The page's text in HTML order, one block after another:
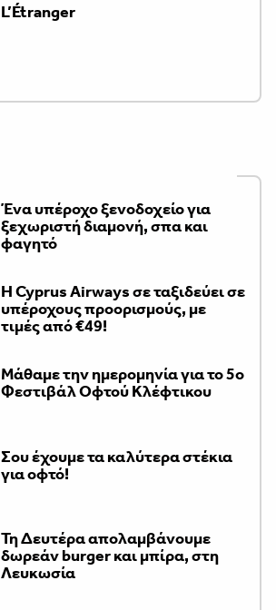
L’Étranger
Ένα υπέροχο ξενοδοχείο για
ξεχωριστή διαμονή, σπα και
φαγητό
H Cyprus Airways σε ταξιδεύει σε
υπέροχους προορισμούς, με
τιμές από €49!
Μάθαμε την ημερομηνία για το 5ο
Φεστιβάλ Οφτού Κλέφτικου
Σου έχουμε τα καλύτερα στέκια
για οφτό!
Τη Δευτέρα απολαμβάνουμε
δωρεάν burger και μπίρα, στη
Λευκωσία